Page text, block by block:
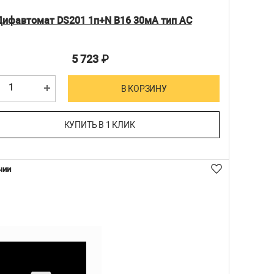
DS201 1п+N B16 30мА тип АС
5 723 ₽
В КОРЗИНУ
КУПИТЬ В 1 КЛИК